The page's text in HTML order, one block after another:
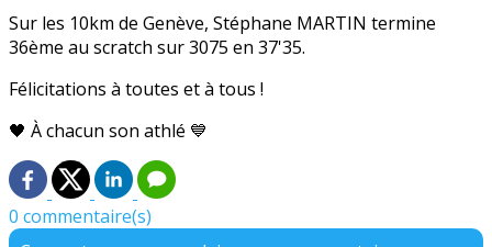
Sur les 10km de Genève, Stéphane MARTIN termine
36ème au scratch sur 3075 en 37'35.
Félicitations à toutes et à tous !
🖤 À chacun son athlé 💙
0 commentaire(s)